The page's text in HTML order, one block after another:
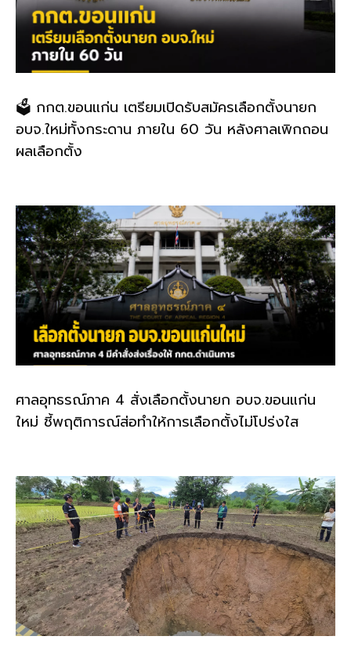
🗳️ กกต.ขอนแก่น เตรียมเปิดรับสมัครเลือกตั้งนายก
อบจ.ใหม่ทั้งกระดาน ภายใน 60 วัน หลังศาลเพิกถอน
ผลเลือกตั้ง
ศาลอุทธรณ์ภาค 4 สั่งเลือกตั้งนายก อบจ.ขอนแก่น
ใหม่ ชี้พฤติการณ์ส่อทำให้การเลือกตั้งไม่โปร่งใส